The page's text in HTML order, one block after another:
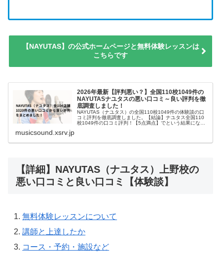
【NAYUTAS】の公式ホームページと無料体験レッスンは
こちらです
2026年最新【評判悪い？】全国110校1049件の
NAYUTASナユタスの悪い口コミ～良い評判を徹
底調査しました！
NAYUTAS（ナユタス）の全国110校1049件の体験談の口
コミ評判を徹底調査しました。【結論】ナユタス全国110
校1049件の口コミ評判！【5点満点】でという結果になり
musicsound.xsrv.jp
【詳細】NAYUTAS（ナユタス）上野校の
悪い口コミと良い口コミ【体験談】
無料体験レッスンについて
講師と上達したか
コース・予約・施設など